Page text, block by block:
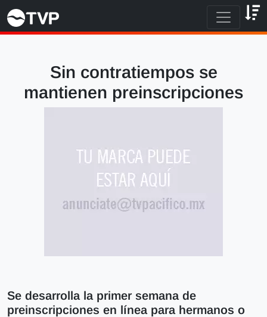
Sin contratiempos se
mantienen preinscripciones
Se desarrolla la primer semana de
preinscripciones en línea para hermanos o